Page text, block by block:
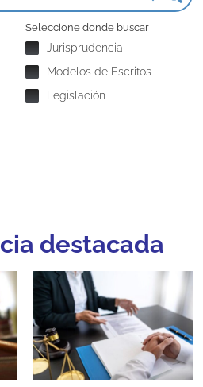
Seleccione donde buscar
Jurisprudencia
Modelos de Escritos
Legislación
destacada